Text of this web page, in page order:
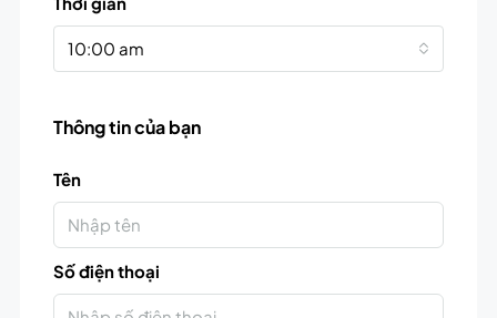
10:00 am
Thông tin của bạn
Tên
Số điện thoại